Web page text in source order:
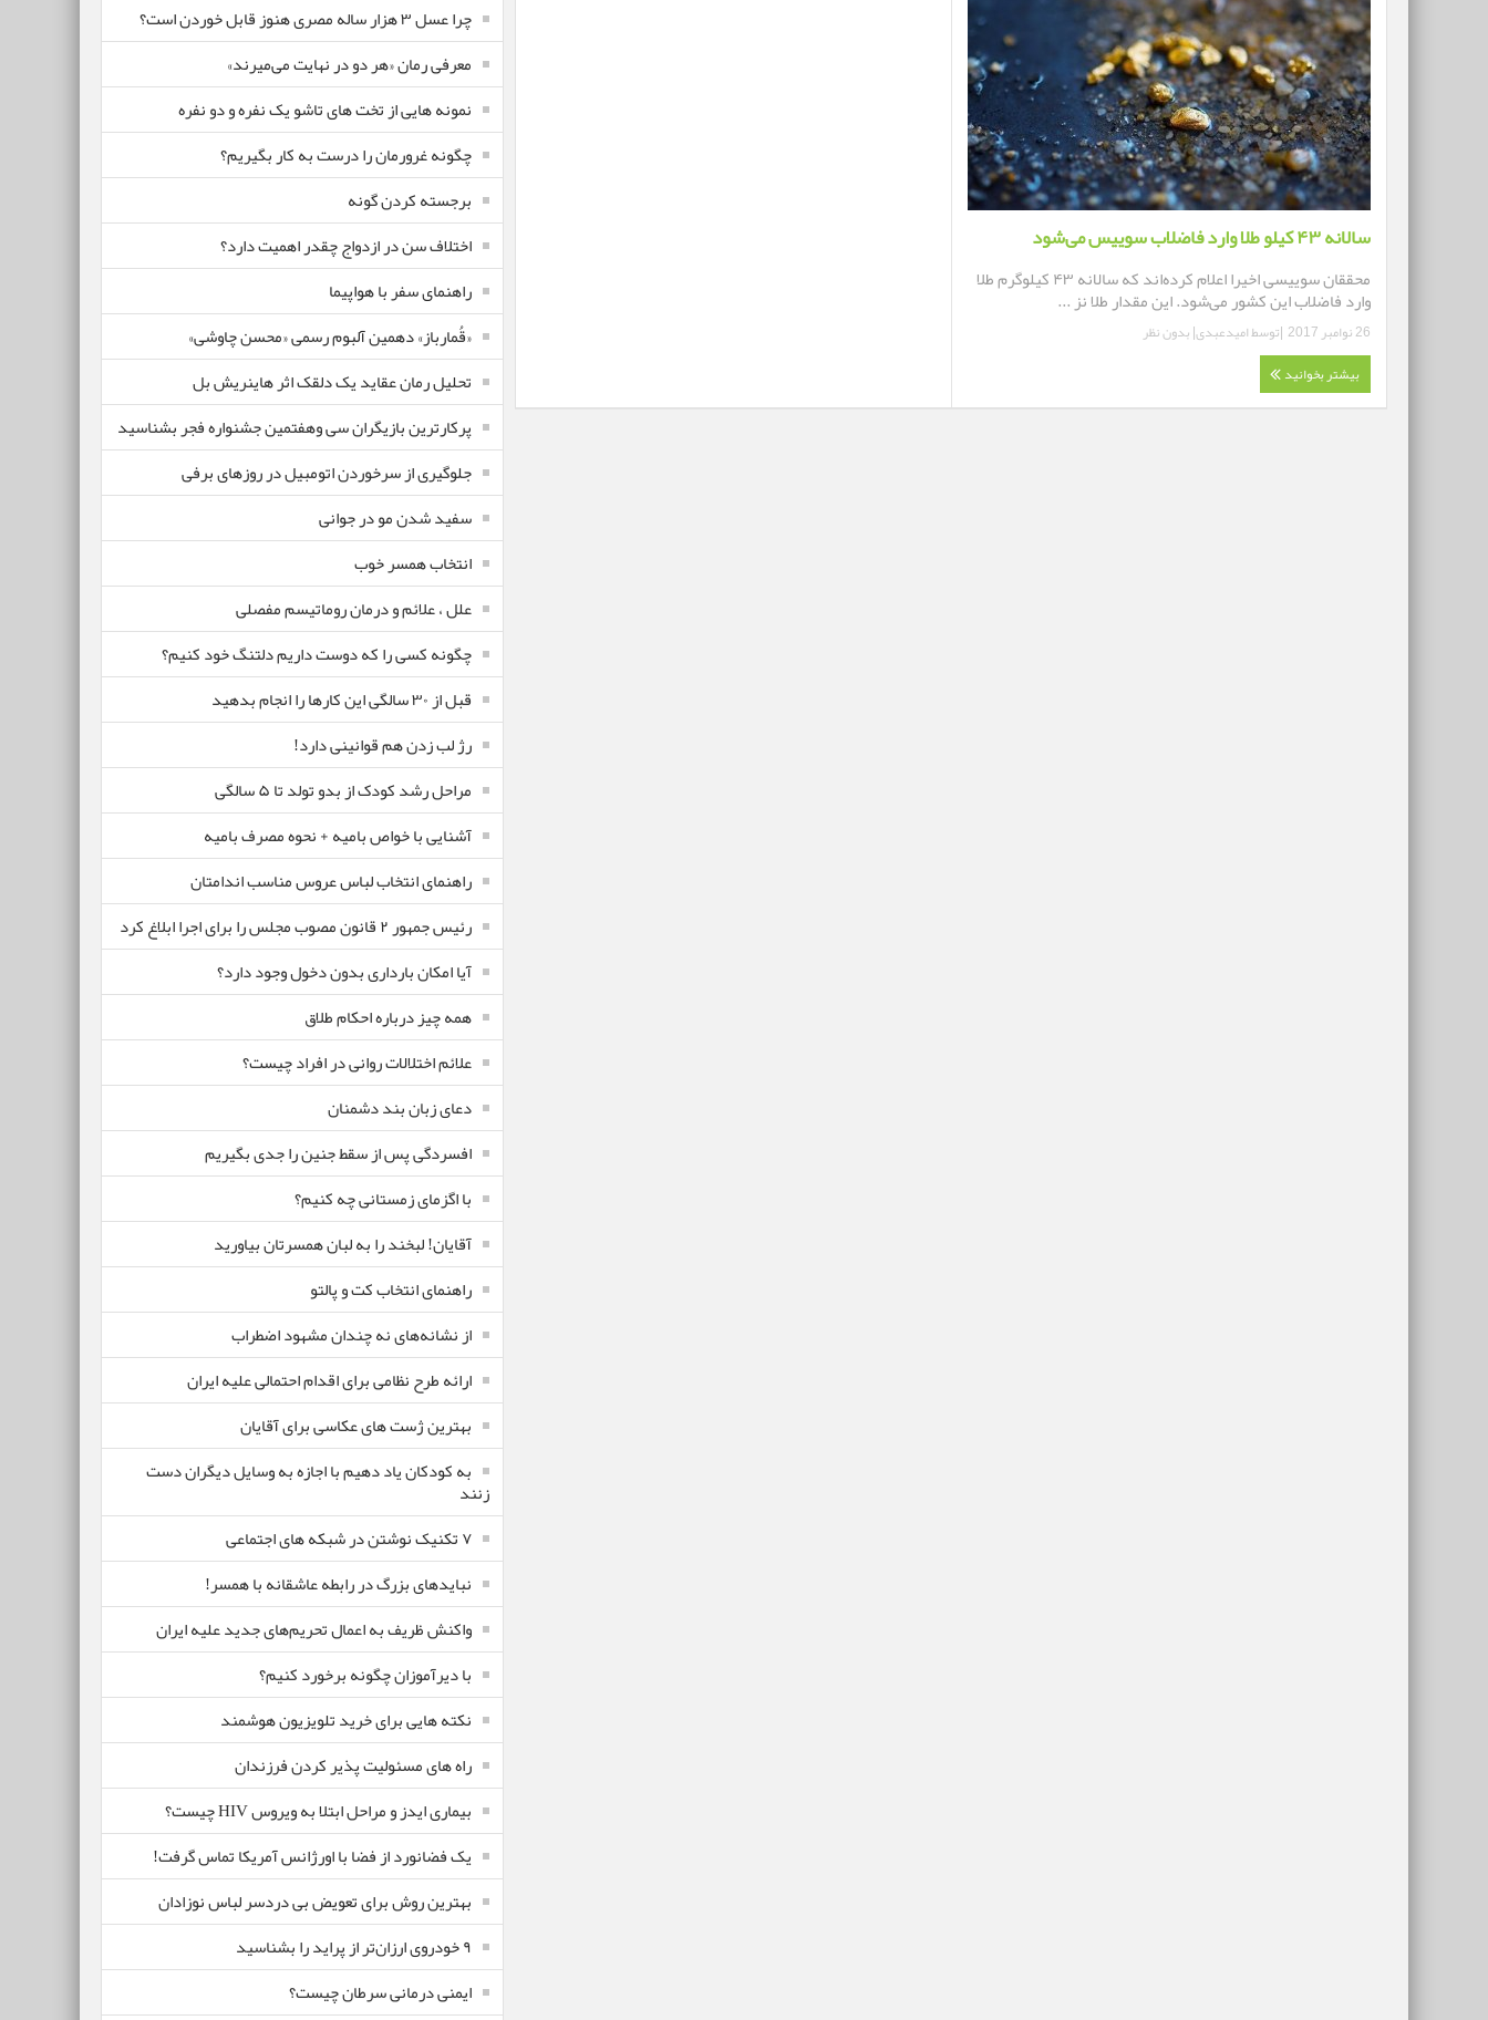
سالانه ۴۳ کیلو طلا وارد فاضلاب سوییس می‌شود
محققان سوییسی اخیرا اعلام کرده‌اند که سالانه ۴۳ کیلوگرم طلا
وارد فاضلاب این کشور می‌شود. این مقدار طلا نز ...
26 نوامبر 2017 |توسطامیدعبدی|بدون نظر
بیشتر بخوانید
چرا عسل ۳ هزار ساله‌ مصری هنوز قابل خوردن است؟
معرفی رمان «هر دو در نهایت می‌میرند»
نمونه هایی از تخت های تاشو یک نفره و دو نفره
چگونه غرورمان را درست به کار بگیریم؟
برجسته کردن گونه
اختلاف سن در ازدواج چقدر اهمیت دارد؟
راهنمای سفر با هواپیما
«قُمارباز» دهمین آلبوم رسمی «محسن چاوشی»
تحلیل رمان عقاید یک دلقک اثر هاینریش بل
پرکارترین بازیگران سی وهفتمین جشنواره فجر بشناسید
جلوگیری از سرخوردن اتومبیل در روزهای برفی
سفید شدن مو در جوانی
انتخاب همسر خوب
علل ، علائم و درمان روماتیسم مفصلی
چگونه کسی را که دوست داریم دلتنگ خود کنیم؟
قبل از ۳۰ سالگی این کارها را انجام بدهید
رژ لب زدن هم قوانینی دارد!
مراحل رشد کودک از بدو تولد تا ۵ سالگی
آشنایی با خواص بامیه + نحوه مصرف بامیه
راهنمای انتخاب لباس عروس مناسب اندامتان
رئیس جمهور ۲ قانون مصوب مجلس را برای اجرا ابلاغ کرد
آیا امکان بارداری بدون دخول وجود دارد؟
همه چیز درباره احکام طلاق
علائم اختلالات روانی در افراد چیست؟
دعای زبان بند دشمنان
افسردگی پس از سقط جنین را جدی بگیریم
با اگزمای زمستانی چه کنیم؟
آقایان! لبخند را به لبان همسرتان بیاورید
راهنمای انتخاب کت و پالتو
از نشانه‌های نه چندان مشهود اضطراب
ارائه طرح نظامی برای اقدام احتمالی علیه ایران
بهترین ژست های عکاسی برای آقایان
به کودکان یاد دهیم با اجازه به وسایل دیگران دست
زنند
۷ تکنیک نوشتن در شبکه های اجتماعی
نبایدهای بزرگ در رابطه عاشقانه با همسر!
واکنش ظریف به اعمال تحریم‌های جدید علیه ایران
با دیرآموزان چگونه برخورد کنیم؟
نکته هایی برای خرید تلویزیون هوشمند
راه های مسئولیت پذیر کردن فرزندان
بیماری ایدز و مراحل ابتلا به ویروس HIV چیست؟
یک فضانورد از فضا با اورژانس آمریکا تماس گرفت!
بهترین روش برای تعویض بی دردسر لباس نوزادان
٩ خودروی ارزان‌تر از پراید را بشناسید
ایمنی درمانی سرطان چیست؟